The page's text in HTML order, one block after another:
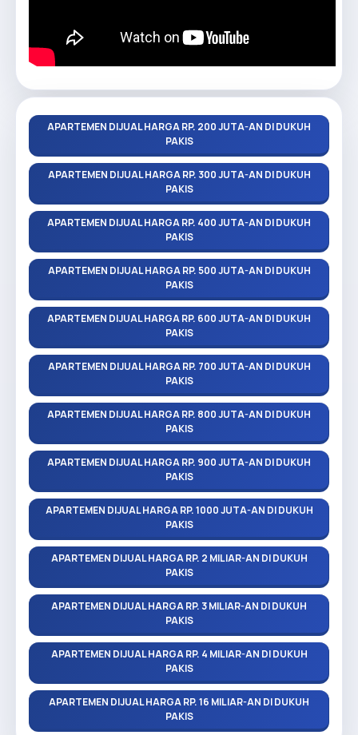
APARTEMEN DIJUAL HARGA RP. 200 JUTA-AN DI DUKUH
PAKIS
APARTEMEN DIJUAL HARGA RP. 300 JUTA-AN DI DUKUH
PAKIS
APARTEMEN DIJUAL HARGA RP. 400 JUTA-AN DI DUKUH
PAKIS
APARTEMEN DIJUAL HARGA RP. 500 JUTA-AN DI DUKUH
PAKIS
APARTEMEN DIJUAL HARGA RP. 600 JUTA-AN DI DUKUH
PAKIS
APARTEMEN DIJUAL HARGA RP. 700 JUTA-AN DI DUKUH
PAKIS
APARTEMEN DIJUAL HARGA RP. 800 JUTA-AN DI DUKUH
PAKIS
APARTEMEN DIJUAL HARGA RP. 900 JUTA-AN DI DUKUH
PAKIS
APARTEMEN DIJUAL HARGA RP. 1000 JUTA-AN DI DUKUH
PAKIS
APARTEMEN DIJUAL HARGA RP. 2 MILIAR-AN DI DUKUH
PAKIS
APARTEMEN DIJUAL HARGA RP. 3 MILIAR-AN DI DUKUH
PAKIS
APARTEMEN DIJUAL HARGA RP. 4 MILIAR-AN DI DUKUH
PAKIS
APARTEMEN DIJUAL HARGA RP. 16 MILIAR-AN DI DUKUH
PAKIS